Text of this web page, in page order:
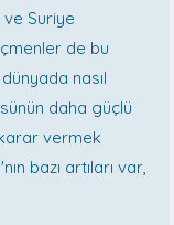
Suriye
de bu
nasıl
daha güçlü
vermek
bazı artıları var,